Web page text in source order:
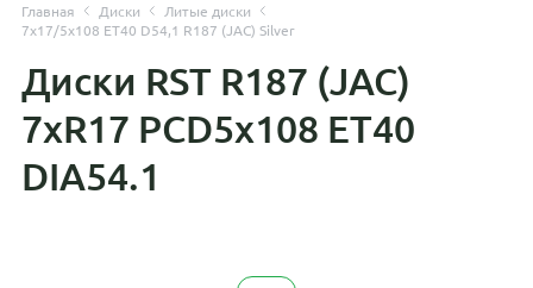
Главная Диски
Литые диски
7x17/5x108 ET40 D54,1 R187 (JAC) Silver
Диски RST R187 (JAC)
7xR17 PCD5x108 ET40
DIA54.1